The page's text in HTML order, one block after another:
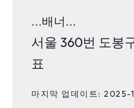
...배너...
서울 360번 도봉
표
마지막 업데이트: 2025-